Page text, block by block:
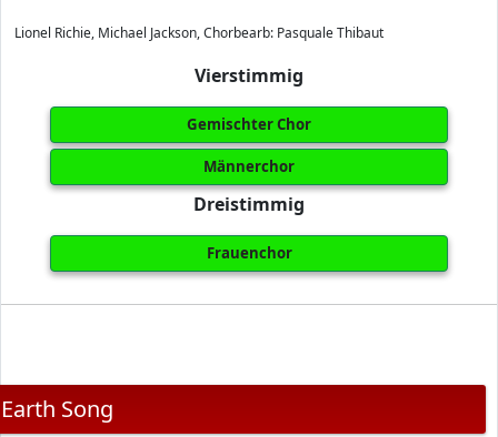
Lionel Richie, Michael Jackson, Chorbearb: Pasquale Thibaut
Vierstimmig
Gemischter Chor
Männerchor
Dreistimmig
Frauenchor
Earth Song